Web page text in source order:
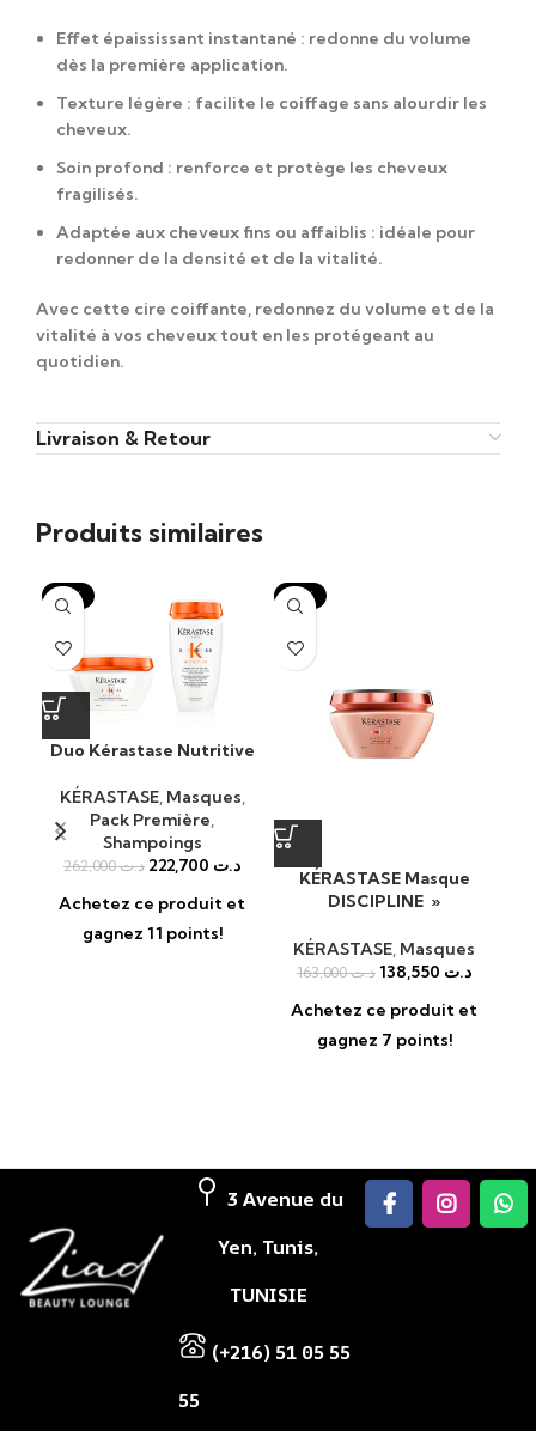
Effet épaississant instantané : redonne du volume
dès la première application.
Texture légère : facilite le coiffage sans alourdir les
cheveux.
Soin profond : renforce et protège les cheveux
fragilisés.
Adaptée aux cheveux fins ou affaiblis : idéale pour
redonner de la densité et de la vitalité.
Avec cette cire coiffante, redonnez du volume et de la
vitalité à vos cheveux tout en les protégeant au
quotidien.
Livraison & Retour
Produits similaires
-15%
Duo Kérastase Nutritive
KÉRASTASE, Masques,
Pack Première,
Shampoings
د.ت262,000 د.ت
Achetez ce produit et
gagnez 11 points!
-15%
KÉRASTASE Masque
DISCIPLINE »
KÉRASTASE, Masques
د.ت163,000 د.ت
Achetez ce produit et
gagnez 7 points!
3 Avenue du
Yen, Tunis,
TUNISIE
(+216) 51 05 55
55